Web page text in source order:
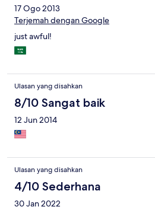
17 Ogo 2013
Terjemah dengan Google
just awful!
Ulasan yang disahkan
8/10 Sangat baik
12 Jun 2014
Ulasan yang disahkan
4/10 Sederhana
30 Jan 2022